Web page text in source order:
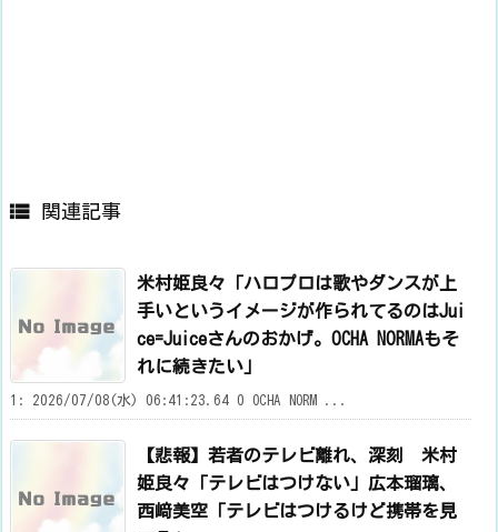
 関連記事
米村姫良々「ハロプロは歌やダンスが上
手いというイメージが作られてるのはJui
ce=Juiceさんのおかげ。OCHA NORMAもそ
れに続きたい」
1: 2026/07/08(水) 06:41:23.64 0 OCHA NORM ...
【悲報】若者のテレビ離れ、深刻 米村
姫良々「テレビはつけない」広本瑠璃、
西﨑美空「テレビはつけるけど携帯を見